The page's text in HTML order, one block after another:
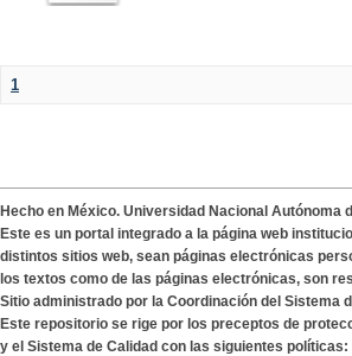
1
Hecho en México. Universidad Nacional
Este es un portal integrado a la página web
distintos sitios web, sean páginas electrónicas
los textos como de las páginas electrónicas, son
Sitio administrado por la Coordinación del Sistema
Este repositorio se rige por los preceptos de
y el Sistema de Calidad con las siguientes políticas: